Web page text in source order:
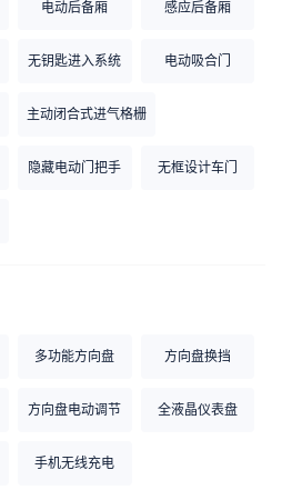
电动后备厢 感应后备厢
无钥匙进入系统 电动吸合门
主动闭合式进气格栅
隐藏电动门把手 无框设计车门
多功能方向盘 方向盘换挡
方向盘电动调节 全液晶仪表盘
手机无线充电